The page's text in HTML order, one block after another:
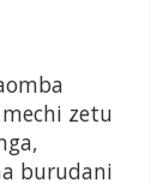
zetu
burudani